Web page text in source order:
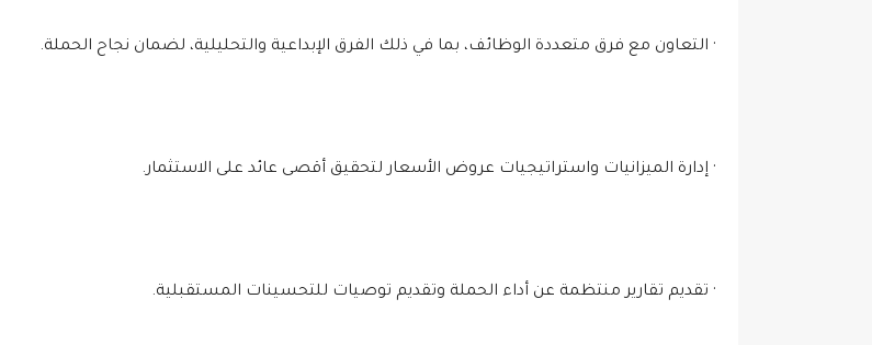
· التعاون مع فرق متعددة الوظائف، بما في ذلك الفرق الإبداعية والتحليلية، لضمان نجاح الحملة.
· إدارة الميزانيات واستراتيجيات عروض الأسعار لتحقيق أقصى عائد على الاستثمار.
· تقديم تقارير منتظمة عن أداء الحملة وتقديم توصيات للتحسينات المستقبلية.